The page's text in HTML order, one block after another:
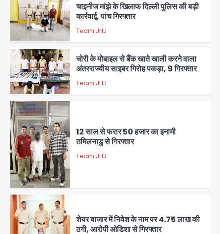
4
चाइनीज मांझे के खिलाफ दिल्ली पुलिस की बड़ी
कार्रवाई, पांच गिरफ्तार
Team JHJ
5
चोरी के मोबाइल से बैंक खाते खाली करने वाला
अंतरराज्यीय साइबर गिरोह पकड़ा, 9 गिरफ्तार
Team JHJ
1
12 साल से फरार 50 हजार का इनामी
तमिलनाडु से गिरफ्तार
Team JHJ
शेयर बाजार में निवेश के नाम पर 4.75 लाख की
ठगी, आरोपी ओडिशा से गिरफ्तार